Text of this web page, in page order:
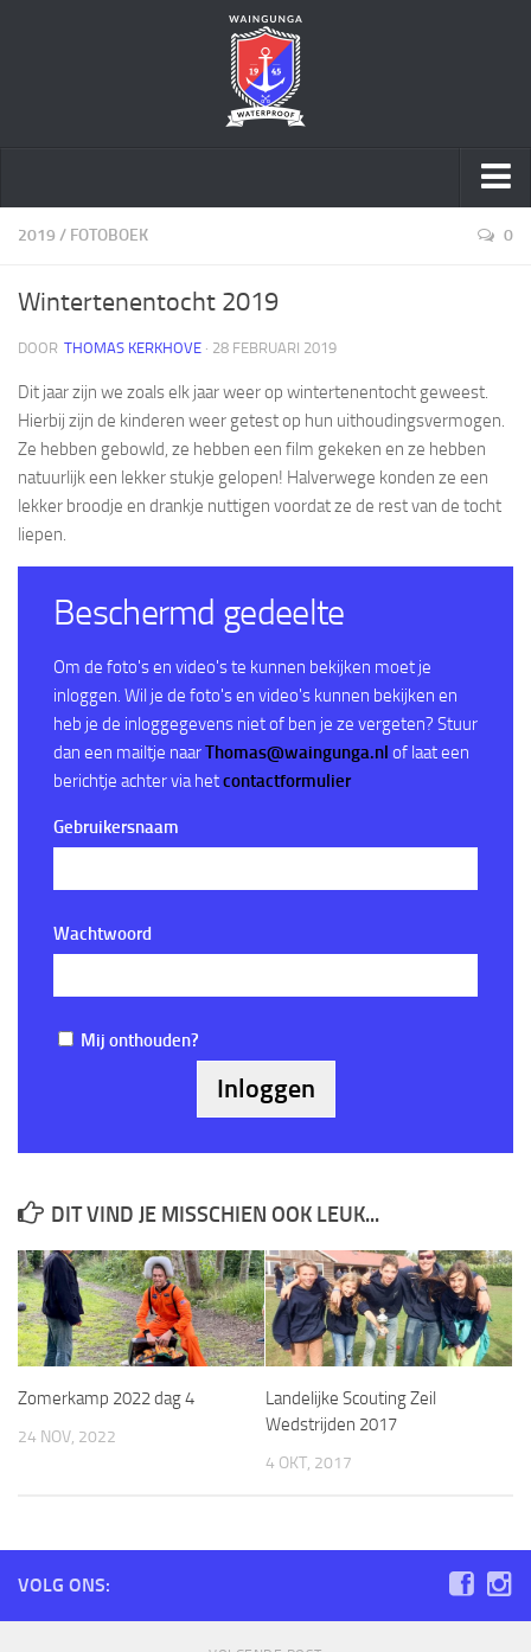
Home
Speltakken
Activiteiten
Geschiedenis
Sponsoring
Word vriend
Sociale Veiligheid
Agenda
Fotoboek
Verhuur
Lasergame geweren verhuur
Contact
2019 / FOTOBOEK 0
Wintertenentocht 2019
DOOR THOMAS KERKHOVE · 28 FEBRUARI 2019
Dit jaar zijn we zoals elk jaar weer op wintertenentocht geweest.
Hierbij zijn de kinderen weer getest op hun uithoudingsvermogen.
Ze hebben gebowld, ze hebben een film gekeken en ze hebben
natuurlijk een lekker stukje gelopen! Halverwege konden ze een
lekker broodje en drankje nuttigen voordat ze de rest van de tocht
liepen.
Beschermd gedeelte
Om de foto's en video's te kunnen bekijken moet je
inloggen. Wil je de foto's en video's kunnen bekijken en
heb je de inloggegevens niet of ben je ze vergeten? Stuur
dan een mailtje naarThomas@waingunga.nl of laat een
berichtje achter via hetcontactformulier
Gebruikersnaam
Wachtwoord
Mij onthouden?
DIT VIND JE MISSCHIEN OOK LEUK...
Zomerkamp 2022 dag 4
24 NOV, 2022
Landelijke Scouting Zeil
Wedstrijden 2017
4 OKT, 2017
VOLG ONS: